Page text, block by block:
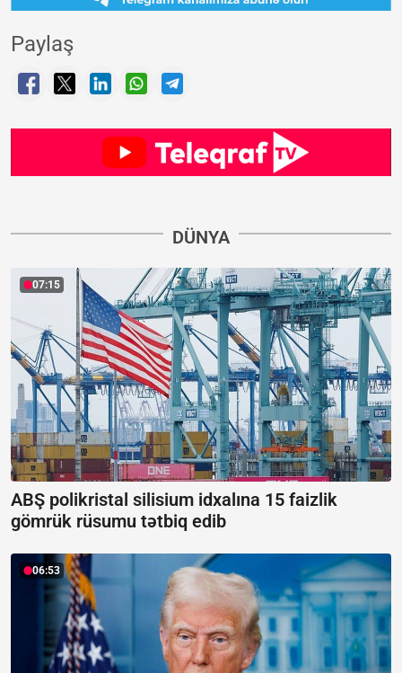
Paylaş
DÜNYA
07:15
ABŞ polikristal silisium idxalına 15 faizlik
gömrük rüsumu tətbiq edib
06:53